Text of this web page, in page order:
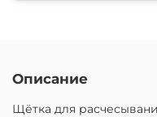
Описание
Щётка для